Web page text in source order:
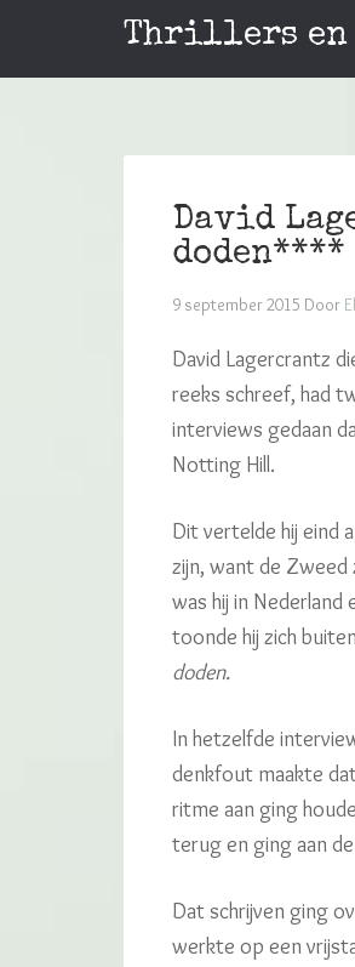
Thrillers en
David
doden****
9 september 2015 Door
David Lagercrantz
reeks schreef, had
interviews gedaan
Notting Hill.
Dit vertelde hij eind
zijn, want de
was hij in
toonde hij zich
doden.
In hetzelfde
denkfout maakte
ritme aan ging
terug en ging aan
Dat schrijven ging
werkte op een